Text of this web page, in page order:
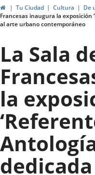
HomeTu Ciudad Cultura De
Francesas inaugura la exposición
al arte urbano contemporáneo
La Sala
la